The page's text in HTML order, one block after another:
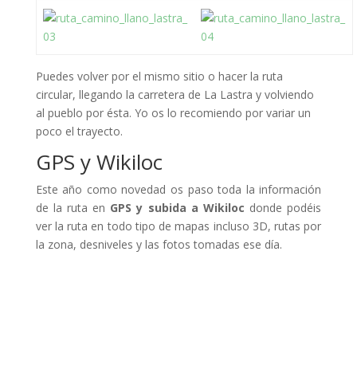
Puedes volver por el mismo sitio o hacer la ruta
circular, llegando la carretera de La Lastra y volviendo
al pueblo por ésta. Yo os lo recomiendo por variar un
poco el trayecto.
GPS y Wikiloc
Este año como novedad os paso toda la información
de la ruta en GPS y subida a Wikiloc donde podéis
ver la ruta en todo tipo de mapas incluso 3D, rutas por
la zona, desniveles y las fotos tomadas ese día.